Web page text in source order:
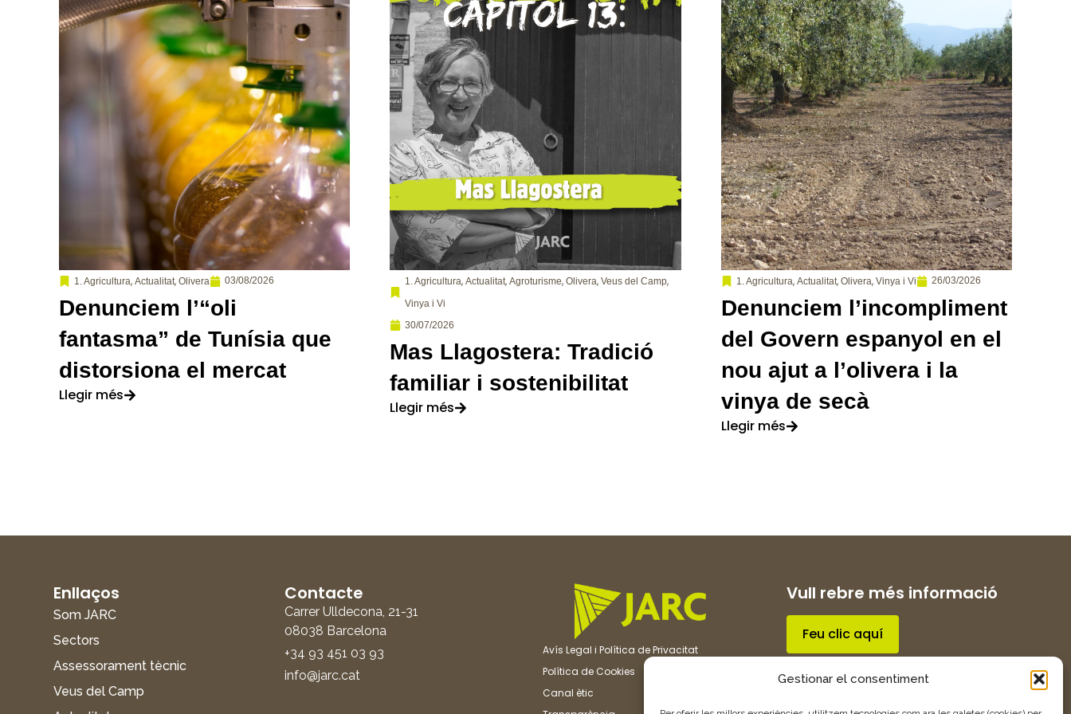
Gestionar el consentiment
1. Agricultura, Actualitat, Olivera 03/08/2026
Denunciem l’“oli
fantasma” de Tunísia que
distorsiona el mercat
Llegir més
1. Agricultura,Actualitat,Agroturisme,Olivera,Veus del Camp,
Vinya i Vi
30/07/2026
Mas Llagostera: Tradició
familiar i sostenibilitat
Llegir més
1. Agricultura, Actualitat, Olivera, Vinya i Vi 26/03/2026
Denunciem l’incompliment
del Govern espanyol en el
nou ajut a l’olivera i la
vinya de secà
Llegir més
Enllaços
Som JARC
Sectors
Assessorament tècnic
Veus del Camp
Contacte
Carrer Ulldecona, 21-31
08038 Barcelona
+34 93 451 03 93
info@jarc.cat
Avís Legal i Política de Privacitat
Política de Cookies
Canal ètic
Vull rebre més informació
Feu clic aquí